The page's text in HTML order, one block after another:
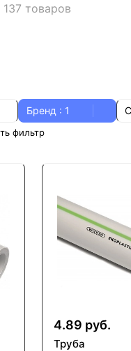
137 товаров
Бренд : 1
фильтр
4.89 руб.
Труба